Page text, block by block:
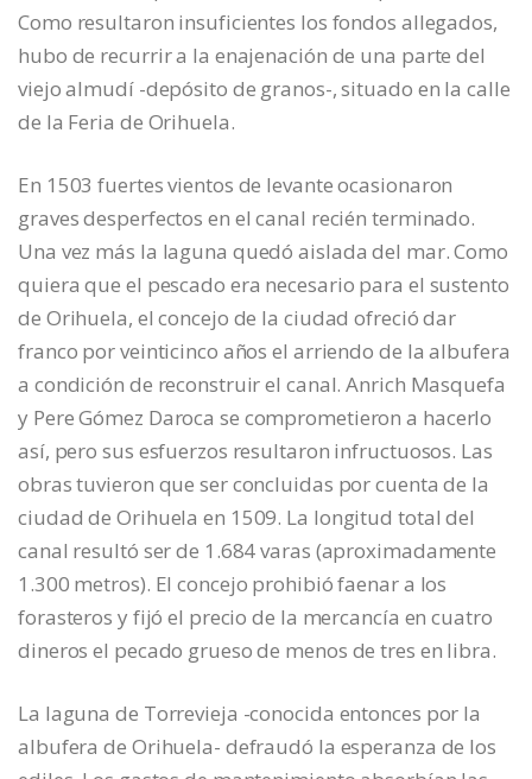
Como resultaron insuficientes los fondos allegados,
hubo de recurrir a la enajenación de una parte del
viejo almudí -depósito de granos-, situado en la calle
de la Feria de Orihuela.
En 1503 fuertes vientos de levante ocasionaron
graves desperfectos en el canal recién terminado.
Una vez más la laguna quedó aislada del mar. Como
quiera que el pescado era necesario para el sustento
de Orihuela, el concejo de la ciudad ofreció dar
franco por veinticinco años el arriendo de la albufera
a condición de reconstruir el canal. Anrich Masquefa
y Pere Gómez Daroca se comprometieron a hacerlo
así, pero sus esfuerzos resultaron infructuosos. Las
obras tuvieron que ser concluidas por cuenta de la
ciudad de Orihuela en 1509. La longitud total del
canal resultó ser de 1.684 varas (aproximadamente
1.300 metros). El concejo prohibió faenar a los
forasteros y fijó el precio de la mercancía en cuatro
dineros el pecado grueso de menos de tres en libra.
La laguna de Torrevieja -conocida entonces por la
albufera de Orihuela- defraudó la esperanza de los